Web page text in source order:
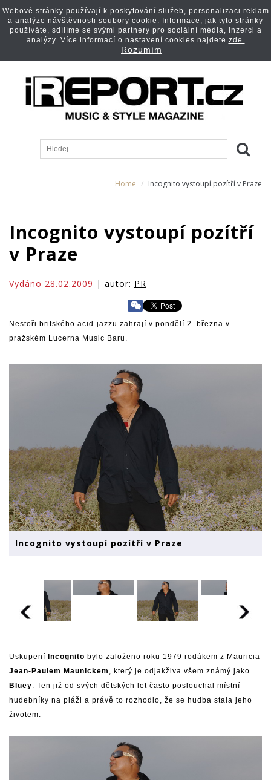
Home Incognito vystoupí pozítří v Praze
Incognito vystoupí pozítří
v Praze
Vydáno 28.02.2009 | autor: PR
Nestoři britského acid-jazzu zahrají v pondělí 2. března v
pražském Lucerna Music Baru.
Incognito vystoupí pozítří v Praze
Uskupení Incognito bylo založeno roku 1979 rodákem z Mauricia
Jean-Paulem Maunickem , který je odjakživa všem známý jako
Bluey. Ten již od svých dětských let často poslouchal místní
hudebníky na pláži a právě to rozhodlo, že se hudba stala jeho
životem.
Webové stránky používají k poskytování služeb, personalizaci reklam
a analýze návštěvnosti soubory cookie. Informace, jak tyto stránky
používáte, sdílíme se svými partnery pro sociální média, inzerci a
analýzy. Více informací o nastavení cookies najdete zde.
Rozumím